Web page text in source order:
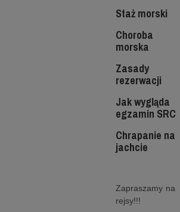
Staż morski
Choroba
morska
Zasady
rezerwacji
Jak wygląda
egzamin SRC
Chrapanie na
jachcie
Zapraszamy na
rejsy!!!